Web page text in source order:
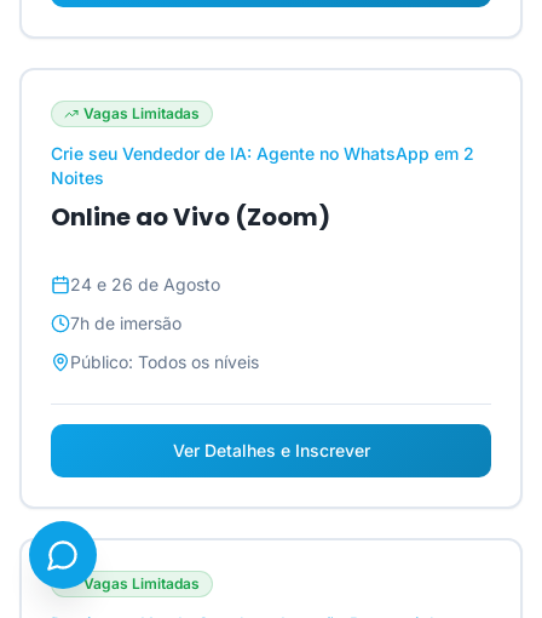
Vagas Limitadas
Crie seu Vendedor de IA: Agente no WhatsApp em 2
Noites
Online ao Vivo (Zoom)
24 e 26 de Agosto
7h de imersão
Público: Todos os níveis
Ver Detalhes e Inscrever
Vagas Limitadas